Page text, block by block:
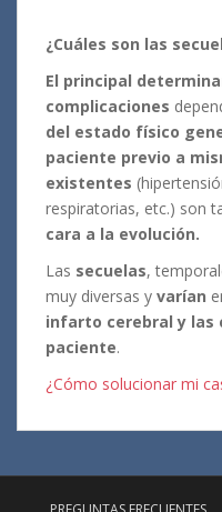
¿Cuáles son las
El principal
complicaciones
del estado físico
paciente previo a
existentes
respiratorias, etc.) son
cara a la evolución.
Las secuelas,
muy diversas y varían
infarto cerebral y las
paciente.
¿Cómo solucionar mi